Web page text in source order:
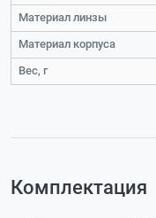
Материал линзы
Материал корпуса
Вес, г
Комплектация